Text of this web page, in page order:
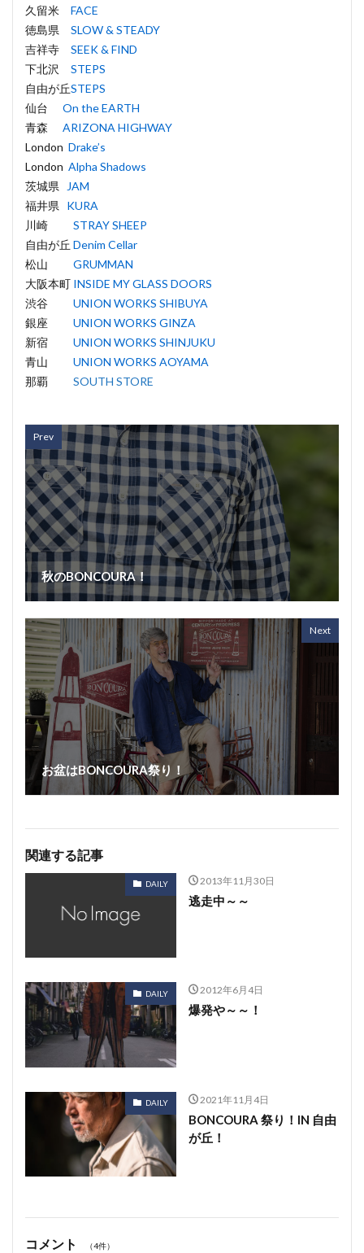
久留米 FACE
徳島県 SLOW & STEADY
吉祥寺 SEEK & FIND
下北沢 STEPS
自由が丘STEPS
仙台 On the EARTH
青森 ARIZONA HIGHWAY
London Drake’s
London Alpha Shadows
茨城県
JAM
福井県 KURA
川崎 STRAY SHEEP
自由が丘 Denim Cellar
松山 GRUMMAN
大阪本町 INSIDE MY GLASS DOORS
渋谷 UNION WORKS SHIBUYA
銀座 UNION WORKS GINZA
新宿 UNION WORKS SHINJUKU
青山 UNION WORKS AOYAMA
那覇 SOUTH STORE
Prev
秋のBONCOURA！
Next
お盆はBONCOURA祭り！
関連する記事
DAILY 2013年11月30日
逃走中～～
DAILY 2012年6月4日
爆発や～～！
DAILY 2021年11月4日
BONCOURA 祭り！IN 自由
が丘！
コメント （4件）